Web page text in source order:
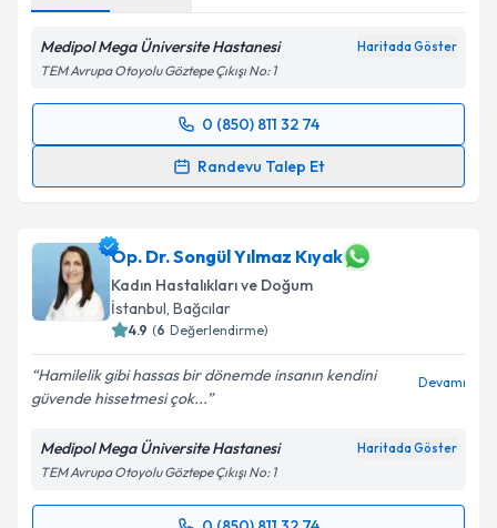
Medipol Mega Üniversite Hastanesi Haritada Göster
TEM Avrupa Otoyolu Göztepe Çıkışı No: 1
0 (850) 811 32 74
Randevu Talep Et
Randevu Takvimi Talebi
takvim hazırlandığında e-posta ile bilgilendireceğiz.
E-posta Adresiniz
Kişisel verilerimin işlenmesine ilişkin
kapsamda işlenmesini kabul ediyorum.
Takvim Talebini Gönder
Op. Dr. Songül Yılmaz Kıyak
Kadın Hastalıkları ve Doğum
İstanbul, Bağcılar
4.9 (6 Değerlendirme)
Hamilelik gibi hassas bir dönemde insanın kendini
güvende hissetmesi çok...
Devamı
Medipol Mega Üniversite Hastanesi Haritada Göster
TEM Avrupa Otoyolu Göztepe Çıkışı No: 1